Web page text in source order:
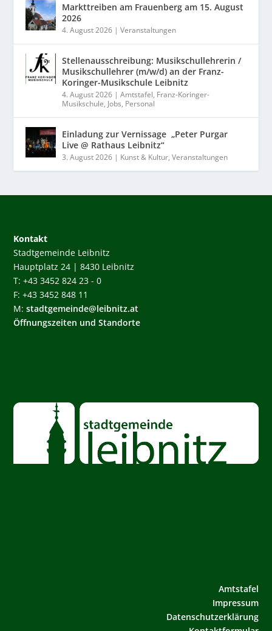
Markttreiben am Frauenberg am 15. August
2026
4. August 2026 |Veranstaltungen
Stellenausschreibung: Musikschullehrerin /
Musikschullehrer (m/w/d) an der Franz-
Koringer-Musikschule Leibnitz
4. August 2026 |Amtstafel, Franz-Koringer-
Musikschule, Jobs, Personal
Einladung zur Vernissage „Peter Purgar
Live @ Rathaus Leibnitz“
3. August 2026 | Kunst & Kultur,Veranstaltungen
Kontakt
Stadtgemeinde Leibnitz
Hauptplatz 24 | 8430 Leibnitz
T: +43 3452 824 23 - 0
F: +43 3452 848 11
M:stadtgemeinde@leibnitz.at
Öffnungszeiten und Standorte
Amtstafel
Impressum
Datenschutzerklärung